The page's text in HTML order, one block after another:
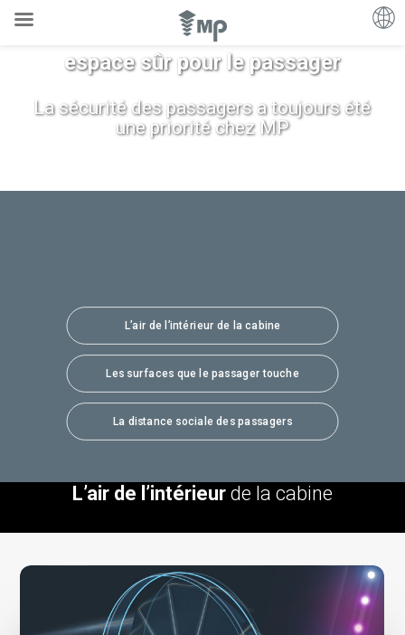
Solutions MP face à la COVID-19 :
espace sûr pour le passager
La sécurité des passagers a toujours été
une priorité chez MP
L’air de l’intérieur de la cabine
Les surfaces que le passager touche
La distance sociale des passagers
L’air de l’intérieur de la cabine